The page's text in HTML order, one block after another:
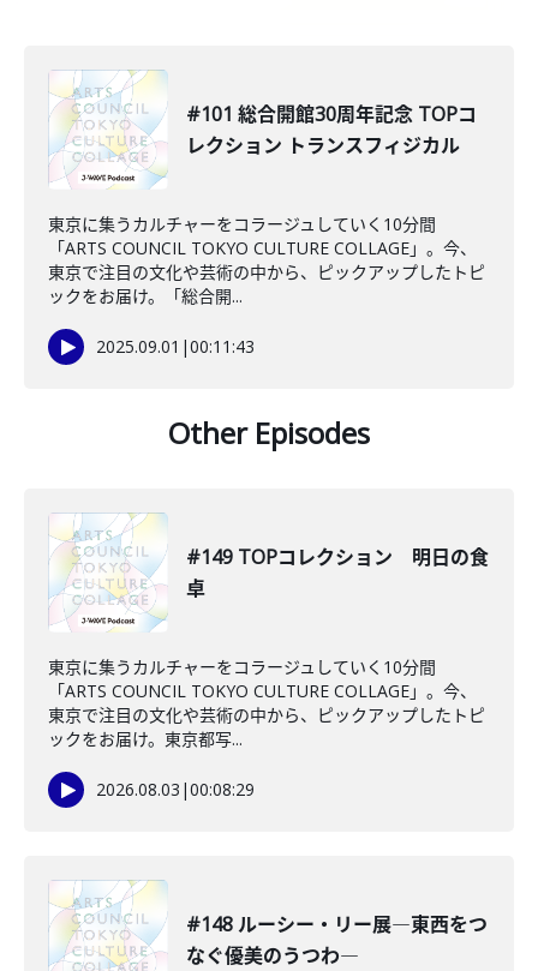
#101 総合開館30周年記念 TOPコ
レクション トランスフィジカル
東京に集うカルチャーをコラージュしていく10分間
「ARTS COUNCIL TOKYO CULTURE COLLAGE」。今、
東京で注目の文化や芸術の中から、ピックアップしたトピ
ックをお届け。「総合開...
2025.09.01 |00:11:43
Other Episodes
#149 TOPコレクション 明日の食
卓
東京に集うカルチャーをコラージュしていく10分間
「ARTS COUNCIL TOKYO CULTURE COLLAGE」。今、
東京で注目の文化や芸術の中から、ピックアップしたトピ
ックをお届け。東京都写...
2026.08.03 |00:08:29
#148 ルーシー・リー展―東西をつ
なぐ優美のうつわ―